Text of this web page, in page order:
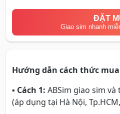
ĐẶT
Giao sim nhanh
Hướng dẫn cách thức
▪ Cách 1: ABSim giao sim
(áp dụng tại Hà Nội,